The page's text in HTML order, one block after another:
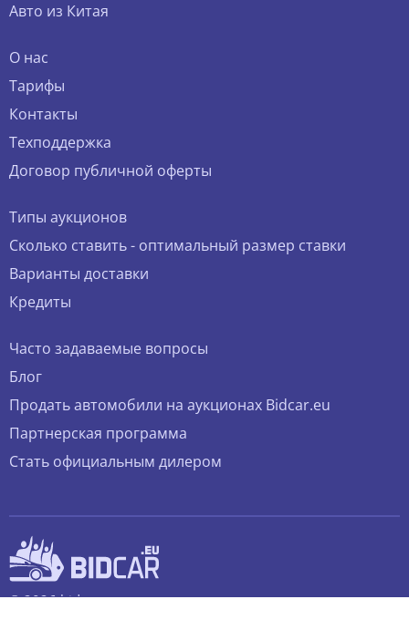
Авто из Китая
О нас
Тарифы
Контакты
Техподдержка
Договор публичной оферты
Типы аукционов
Сколько ставить - оптимальный размер ставки
Варианты доставки
Кредиты
Часто задаваемые вопросы
Блог
Продать автомобили на аукционах Bidcar.eu
Партнерская программа
Стать официальным дилером
© 2026 bidcar.eu